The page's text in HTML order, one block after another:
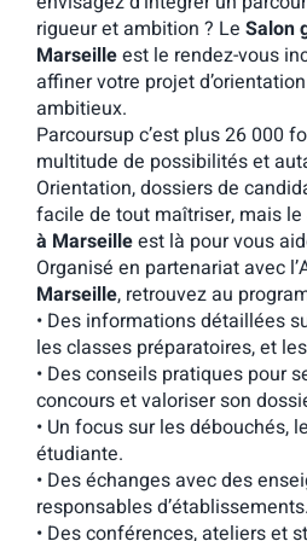
rigueur et ambition ? Le Salon
Marseilleest le rendez-vous
affiner votre projet
ambitieux.
Parcoursup c’est plus 26 000
multitude de possibilités et
Orientation, dossiers de
facile de tout maîtriser, mais le
à Marseilleest là pour vous
Organisé en partenariat avec
Marseille, retrouvez au
• Des informations détaillées
les classes préparatoires, et
• Des conseils pratiques pour
concours et valoriser son
• Un focus sur les débouchés,
étudiante.
• Des échanges avec des
responsables d’établissements.
• Des conférences, ateliers et